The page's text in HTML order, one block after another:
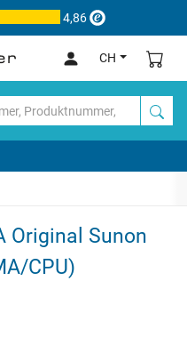
4,86
CH
Original Sunon
CPU)